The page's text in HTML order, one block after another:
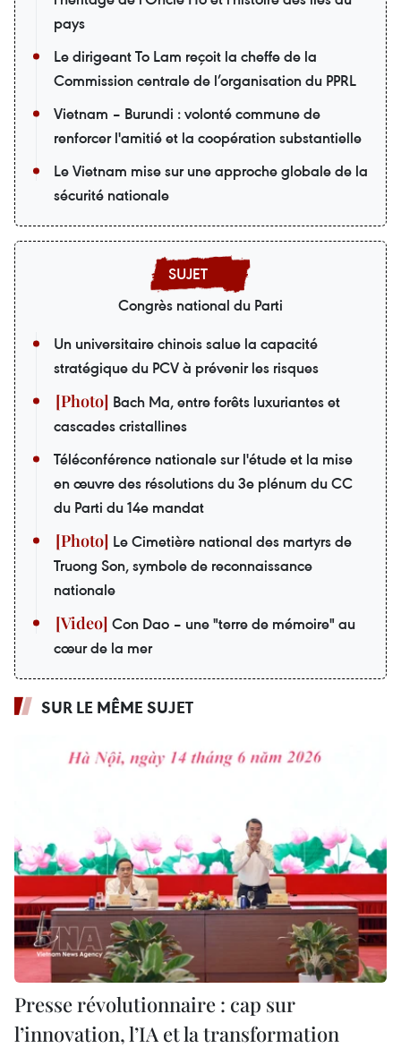
pays
Le dirigeant To Lam reçoit la cheffe de la
Commission centrale de l’organisation du PPRL
Vietnam – Burundi : volonté commune de
renforcer l'amitié et la coopération substantielle
Le Vietnam mise sur une approche globale de la
sécurité nationale
Congrès national du Parti
Un universitaire chinois salue la capacité
stratégique du PCV à prévenir les risques
Bach Ma, entre forêts luxuriantes et
cascades cristallines
Téléconférence nationale sur l'étude et la mise
en œuvre des résolutions du 3e plénum du CC
du Parti du 14e mandat
Le Cimetière national des martyrs de
Truong Son, symbole de reconnaissance
nationale
Con Dao – une "terre de mémoire" au
cœur de la mer
SUR LE MÊME SUJET
Presse révolutionnaire : cap sur
l’innovation, l’IA et la transformation